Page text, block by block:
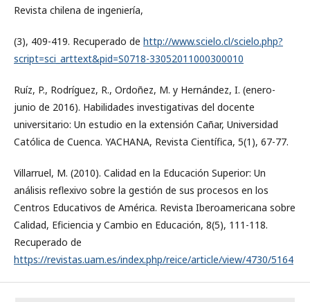
Revista chilena de ingeniería,
(3), 409-419. Recuperado de http://www.scielo.cl/scielo.php?
script=sci_arttext&pid=S0718-33052011000300010
Ruíz, P., Rodríguez, R., Ordoñez, M. y Hernández, I. (enero-
junio de 2016). Habilidades investigativas del docente
universitario: Un estudio en la extensión Cañar, Universidad
Católica de Cuenca. YACHANA, Revista Científica, 5(1), 67-77.
Villarruel, M. (2010). Calidad en la Educación Superior: Un
análisis reflexivo sobre la gestión de sus procesos en los
Centros Educativos de América. Revista Iberoamericana sobre
Calidad, Eficiencia y Cambio en Educación, 8(5), 111-118.
Recuperado de
https://revistas.uam.es/index.php/reice/article/view/4730/5164